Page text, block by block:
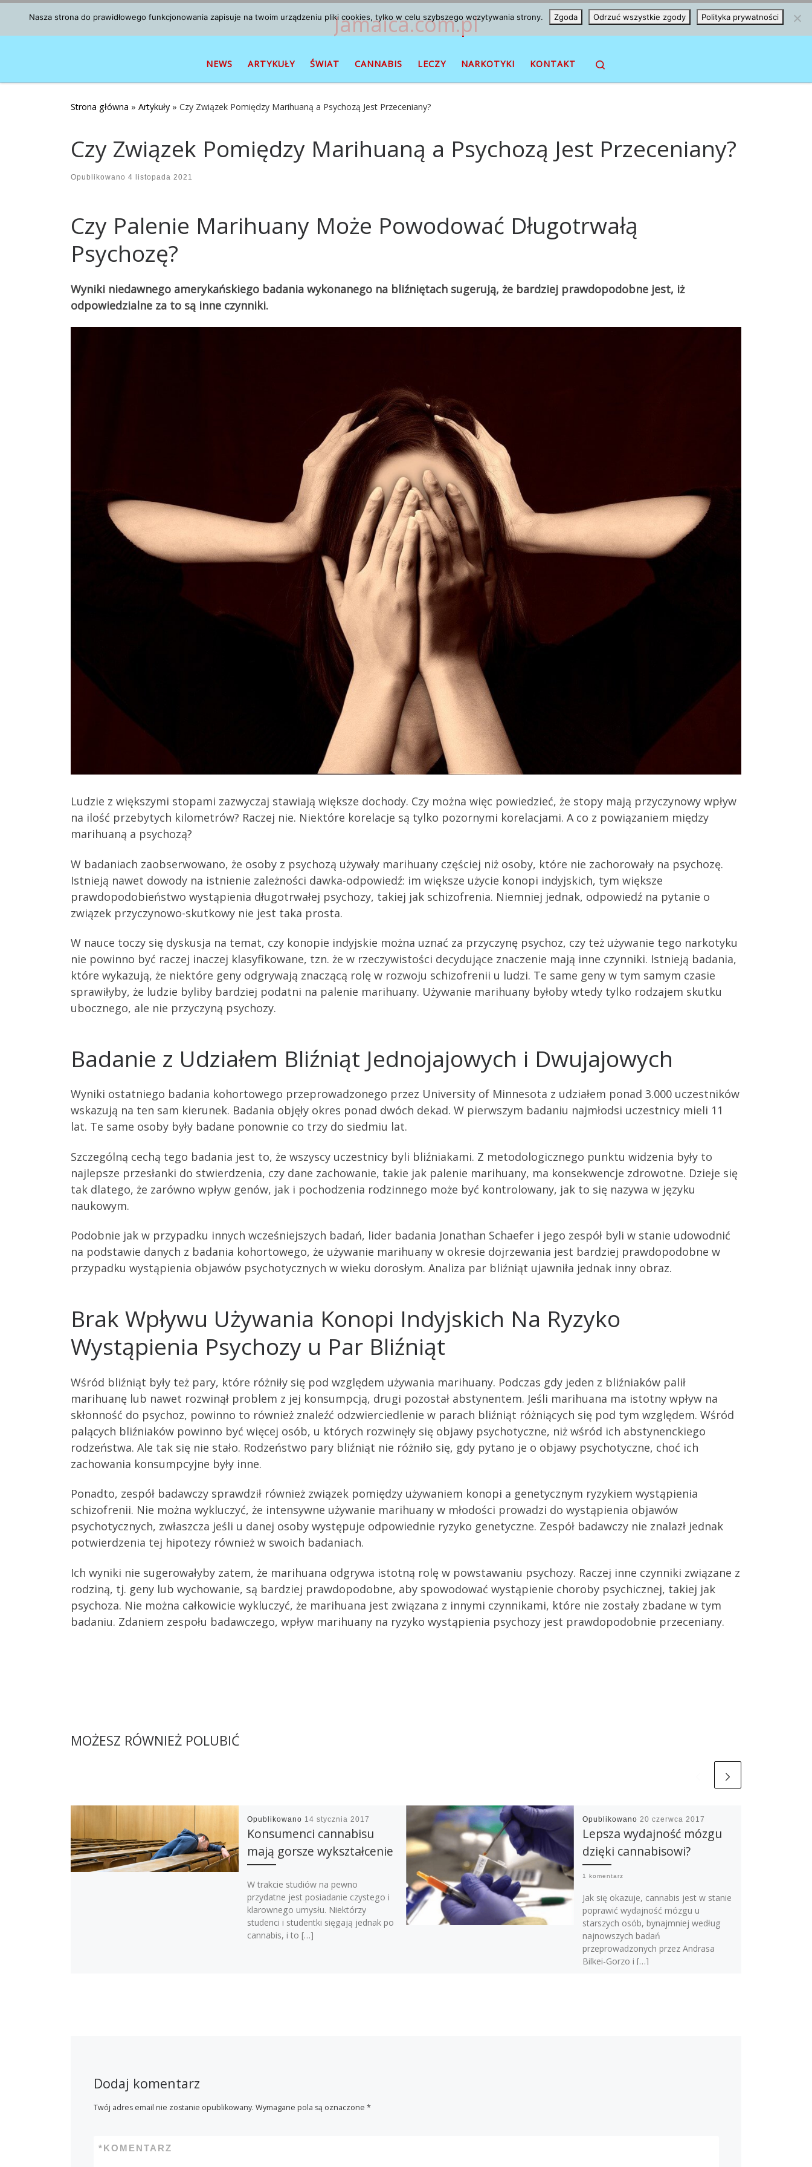
Przejdź do treści Jamaica.com.pl
NEWS ARTYKUŁY ŚWIAT CANNABIS LECZY NARKOTYKI KONTAKT
Strona główna » Artykuły » Czy Związek Pomiędzy Marihuaną a Psychozą Jest Przeceniany?
Czy Związek Pomiędzy Marihuaną a Psychozą Jest Przeceniany?
Opublikowano 4 listopada 2021
Czy Palenie Marihuany Może Powodować Długotrwałą
Psychozę?
Wyniki niedawnego amerykańskiego badania wykonanego na bliźniętach sugerują, że bardziej prawdopodobne jest, iż
odpowiedzialne za to są inne czynniki.
Ludzie z większymi stopami zazwyczaj stawiają większe dochody. Czy można więc powiedzieć, że stopy mają przyczynowy wpływ
na ilość przebytych kilometrów? Raczej nie. Niektóre korelacje są tylko pozornymi korelacjami. A co z powiązaniem między
marihuaną a psychozą?
W badaniach zaobserwowano, że osoby z psychozą używały marihuany częściej niż osoby, które nie zachorowały na psychozę.
Istnieją nawet dowody na istnienie zależności dawka-odpowiedź: im większe użycie konopi indyjskich, tym większe
prawdopodobieństwo wystąpienia długotrwałej psychozy, takiej jak schizofrenia. Niemniej jednak, odpowiedź na pytanie o
związek przyczynowo-skutkowy nie jest taka prosta.
W nauce toczy się dyskusja na temat, czy konopie indyjskie można uznać za przyczynę psychoz, czy też używanie tego narkotyku
nie powinno być raczej inaczej klasyfikowane, tzn. że w rzeczywistości decydujące znaczenie mają inne czynniki. Istnieją badania,
które wykazują, że niektóre geny odgrywają znaczącą rolę w rozwoju schizofrenii u ludzi. Te same geny w tym samym czasie
sprawiłyby, że ludzie byliby bardziej podatni na palenie marihuany. Używanie marihuany byłoby wtedy tylko rodzajem skutku
ubocznego, ale nie przyczyną psychozy.
Badanie z Udziałem Bliźniąt Jednojajowych i Dwujajowych
Wyniki ostatniego badania kohortowego przeprowadzonego przez University of Minnesota z udziałem ponad 3.000 uczestników
wskazują na ten sam kierunek. Badania objęły okres ponad dwóch dekad. W pierwszym badaniu najmłodsi uczestnicy mieli 11
lat. Te same osoby były badane ponownie co trzy do siedmiu lat.
Szczególną cechą tego badania jest to, że wszyscy uczestnicy byli bliźniakami. Z metodologicznego punktu widzenia były to
najlepsze przesłanki do stwierdzenia, czy dane zachowanie, takie jak palenie marihuany, ma konsekwencje zdrowotne. Dzieje się
tak dlatego, że zarówno wpływ genów, jak i pochodzenia rodzinnego może być kontrolowany, jak to się nazywa w języku
naukowym.
Podobnie jak w przypadku innych wcześniejszych badań, lider badania Jonathan Schaefer i jego zespół byli w stanie udowodnić
na podstawie danych z badania kohortowego, że używanie marihuany w okresie dojrzewania jest bardziej prawdopodobne w
przypadku wystąpienia objawów psychotycznych w wieku dorosłym. Analiza par bliźniąt ujawniła jednak inny obraz.
Brak Wpływu Używania Konopi Indyjskich Na Ryzyko
Wystąpienia Psychozy u Par Bliźniąt
Wśród bliźniąt były też pary, które różniły się pod względem używania marihuany. Podczas gdy jeden z bliźniaków palił
marihuanę lub nawet rozwinął problem z jej konsumpcją, drugi pozostał abstynentem. Jeśli marihuana ma istotny wpływ na
skłonność do psychoz, powinno to również znaleźć odzwierciedlenie w parach bliźniąt różniących się pod tym względem. Wśród
palących bliźniaków powinno być więcej osób, u których rozwinęły się objawy psychotyczne, niż wśród ich abstynenckiego
rodzeństwa. Ale tak się nie stało. Rodzeństwo pary bliźniąt nie różniło się, gdy pytano je o objawy psychotyczne, choć ich
zachowania konsumpcyjne były inne.
Ponadto, zespół badawczy sprawdził również związek pomiędzy używaniem konopi a genetycznym ryzykiem wystąpienia
schizofrenii. Nie można wykluczyć, że intensywne używanie marihuany w młodości prowadzi do wystąpienia objawów
psychotycznych, zwłaszcza jeśli u danej osoby występuje odpowiednie ryzyko genetyczne. Zespół badawczy nie znalazł jednak
potwierdzenia tej hipotezy również w swoich badaniach.
Ich wyniki nie sugerowałyby zatem, że marihuana odgrywa istotną rolę w powstawaniu psychozy. Raczej inne czynniki związane z
rodziną, tj. geny lub wychowanie, są bardziej prawdopodobne, aby spowodować wystąpienie choroby psychicznej, takiej jak
psychoza. Nie można całkowicie wykluczyć, że marihuana jest związana z innymi czynnikami, które nie zostały zbadane w tym
badaniu. Zdaniem zespołu badawczego, wpływ marihuany na ryzyko wystąpienia psychozy jest prawdopodobnie przeceniany.
MOŻESZ RÓWNIEŻ POLUBIĆ
Opublikowano 14 stycznia 2017
Konsumenci cannabisu
mają gorsze wykształcenie
W trakcie studiów na pewno
przydatne jest posiadanie czystego i
klarownego umysłu. Niektórzy
studenci i studentki sięgają jednak po
cannabis, i to […]
Opublikowano 20 czerwca 2017
Lepsza wydajność mózgu
dzięki cannabisowi?
1 komentarz
Jak się okazuje, cannabis jest w stanie
poprawić wydajność mózgu u
starszych osób, bynajmniej według
najnowszych badań
przeprowadzonych przez Andrasa
Bilkei-Gorzo i […]
Dodaj komentarz
Twój adres email nie zostanie opublikowany. Wymagane pola są oznaczone *
KOMENTARZ
*
Nasza strona do prawidłowego funkcjonowania zapisuje na twoim urządzeniu pliki cookies, tylko w celu szybszego wczytywania strony. Zgoda Odrzuć wszystkie zgody Polityka prywatności